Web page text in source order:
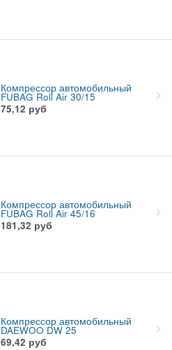
Компрессор автомобильный
FUBAG Roll Air 30/15
75,12 руб
Компрессор автомобильный
FUBAG Roll Air 45/16
181,32 руб
Компрессор автомобильный
DAEWOO DW 25
69,42 руб